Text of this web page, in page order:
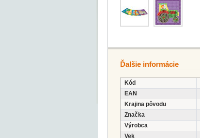
Ďalšie informácie
Kód
EAN
Krajina pôvodu
Značka
Výrobca
Vek